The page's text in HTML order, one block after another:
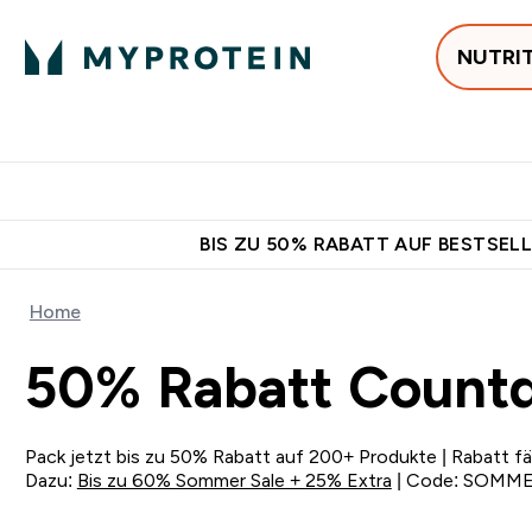
BIS ZU 50% RABATT AUF
Home
50% Rabatt
Pack jetzt bis zu 50% Rabatt auf 200+ Produkte | Rabatt
Dazu: Bis zu 60% Sommer Sale + 25% Extra | Code: